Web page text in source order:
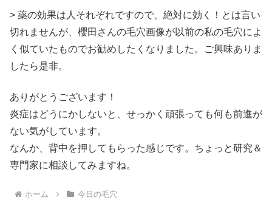
> 薬の効果は人それぞれですので、絶対に効く！とは言い
切れませんが、櫻田さんの毛穴画像が以前の私の毛穴によ
く似ていたものでお勧めしたくなりました。ご興味ありま
したら是非。
ありがとうございます！
炎症はどうにかしないと、せっかく頑張っても何も前進が
ない気がしています。
なんか、背中を押してもらった感じです。ちょっと研究＆
専門家に相談してみますね。
ホーム 今日の毛穴